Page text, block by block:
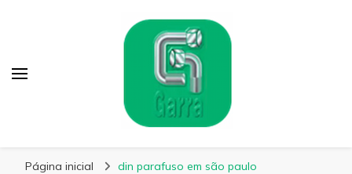
Página inicial din parafuso em são paulo